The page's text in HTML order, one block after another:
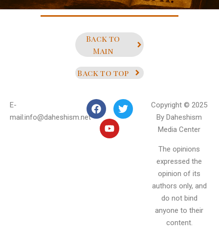
Back to
Main
Back to top
E-
mail:info@daheshism.net
Copyright © 2025
By Daheshism
Media Center
The opinions
expressed the
opinion of its
authors only, and
do not bind
anyone to their
content.